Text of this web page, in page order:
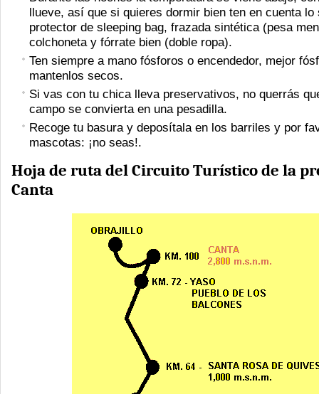
llueve, así que si quieres dormir bien ten en cuenta lo
protector de sleeping bag, frazada sintética (pesa
colchoneta y fórrate bien (doble ropa).
Ten siempre a mano fósforos o encendedor, mejor
mantenlos secos.
Si vas con tu chica lleva preservativos, no querrás
campo se convierta en una pesadilla.
Recoge tu basura y deposítala en los barriles y por
mascotas: ¡no seas!.
Hoja de ruta del Circuito Turístico de la
Canta